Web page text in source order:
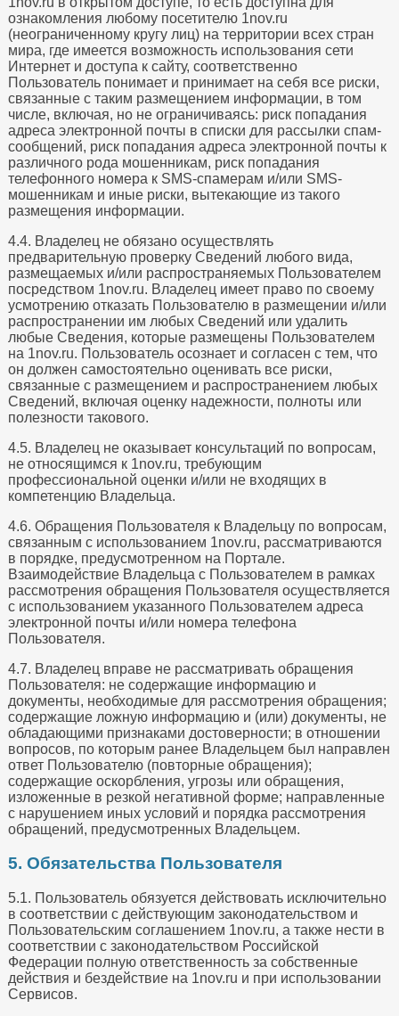
ознакомления любому посетителю 1nov.ru
(неограниченному кругу лиц) на территории всех стран
мира, где имеется возможность использования сети
Интернет и доступа к сайту, соответственно
Пользователь понимает и принимает на себя все риски,
связанные с таким размещением информации, в том
числе, включая, но не ограничиваясь: риск попадания
адреса электронной почты в списки для рассылки спам-
сообщений, риск попадания адреса электронной почты к
различного рода мошенникам, риск попадания
телефонного номера к SMS-спамерам и/или SMS-
мошенникам и иные риски, вытекающие из такого
размещения информации.
4.4. Владелец не обязано осуществлять
предварительную проверку Сведений любого вида,
размещаемых и/или распространяемых Пользователем
посредством 1nov.ru. Владелец имеет право по своему
усмотрению отказать Пользователю в размещении и/или
распространении им любых Сведений или удалить
любые Сведения, которые размещены Пользователем
на 1nov.ru. Пользователь осознает и согласен с тем, что
он должен самостоятельно оценивать все риски,
связанные с размещением и распространением любых
Сведений, включая оценку надежности, полноты или
полезности такового.
4.5. Владелец не оказывает консультаций по вопросам,
не относящимся к 1nov.ru, требующим
профессиональной оценки и/или не входящих в
компетенцию Владельца.
4.6. Обращения Пользователя к Владельцу по вопросам,
связанным с использованием 1nov.ru, рассматриваются
в порядке, предусмотренном на Портале.
Взаимодействие Владельца с Пользователем в рамках
рассмотрения обращения Пользователя осуществляется
с использованием указанного Пользователем адреса
электронной почты и/или номера телефона
Пользователя.
4.7. Владелец вправе не рассматривать обращения
Пользователя: не содержащие информацию и
документы, необходимые для рассмотрения обращения;
содержащие ложную информацию и (или) документы, не
обладающими признаками достоверности; в отношении
вопросов, по которым ранее Владельцем был направлен
ответ Пользователю (повторные обращения);
содержащие оскорбления, угрозы или обращения,
изложенные в резкой негативной форме; направленные
с нарушением иных условий и порядка рассмотрения
обращений, предусмотренных Владельцем.
5. Обязательства Пользователя
5.1. Пользователь обязуется действовать исключительно
в соответствии с действующим законодательством и
Пользовательским соглашением 1nov.ru, а также нести в
соответствии с законодательством Российской
Федерации полную ответственность за собственные
действия и бездействие на 1nov.ru и при использовании
Сервисов.